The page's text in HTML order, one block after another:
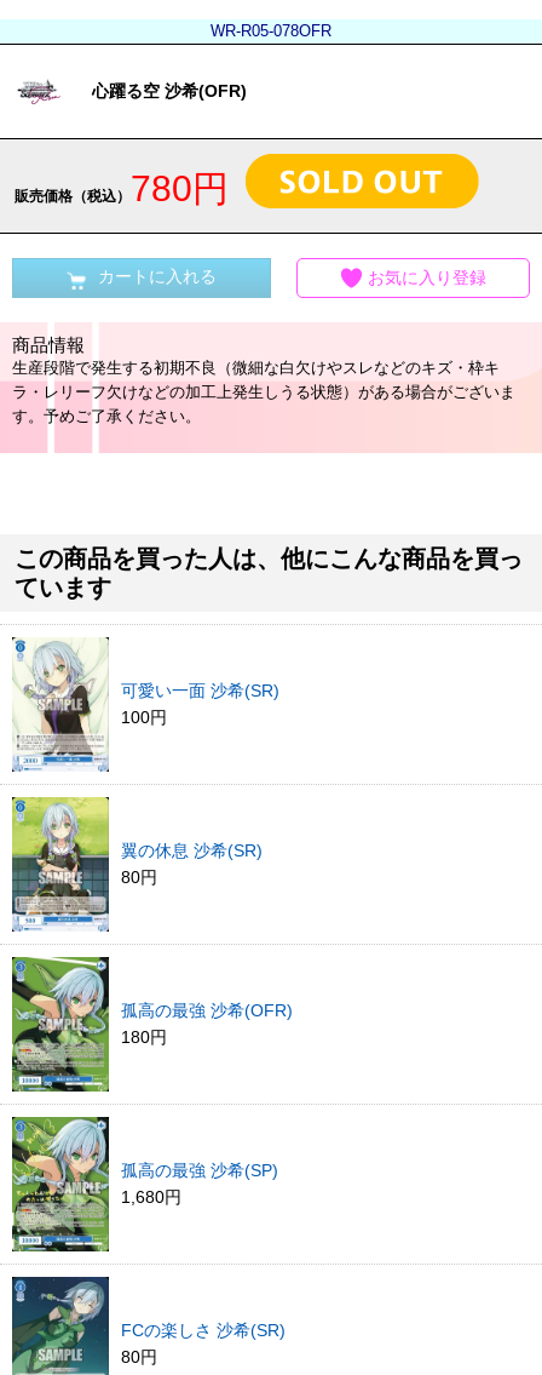
WR-R05-078OFR
心躍る空 沙希(OFR)
販売価格（税込） 780円
カートに入れる お気に入り登録
商品情報
生産段階で発生する初期不良（微細な白欠けやスレなどのキズ・枠キ
ラ・レリーフ欠けなどの加工上発生しうる状態）がある場合がございま
す。予めご了承ください。
この商品を買った人は、他にこんな商品を買っ
ています
可愛い一面 沙希(SR)
100円
翼の休息 沙希(SR)
80円
孤高の最強 沙希(OFR)
180円
孤高の最強 沙希(SP)
1,680円
FCの楽しさ 沙希(SR)
80円